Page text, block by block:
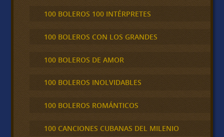
100 BOLEROS 100 INTÉRPRETES
100 BOLEROS CON LOS GRANDES
100 BOLEROS DE AMOR
100 BOLEROS INOLVIDABLES
100 BOLEROS ROMÁNTICOS
100 CANCIONES CUBANAS DEL MILENIO